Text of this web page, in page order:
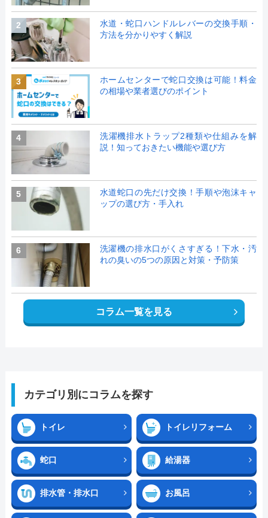
2
水道・蛇口ハンドルレバーの交換手順・
方法を分かりやすく解説
3
ホームセンターで蛇口交換は可能！料金
の相場や業者選びのポイント
4
洗濯機排水トラップ2種類や仕組みを解
説！知っておきたい機能や選び方
5
水道蛇口の先だけ交換！手順や泡沫キャ
ップの選び方・手入れ
6
洗濯機の排水口がくさすぎる！下水・汚
れの臭いの5つの原因と対策・予防策
コラム一覧を見る
カテゴリ別にコラムを探す
トイレ トイレリフォーム
蛇口 給湯器
排水管・排水口 お風呂